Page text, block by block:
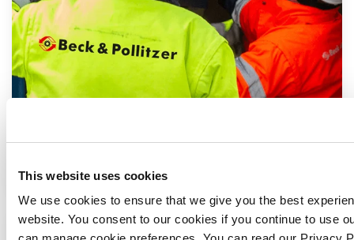
This website uses cookies
We use cookies to ensure that we give you the best
website. You consent to our cookies if you continue to use